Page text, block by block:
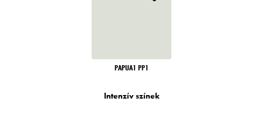
PAPUA1 PP1
Intenzív színek